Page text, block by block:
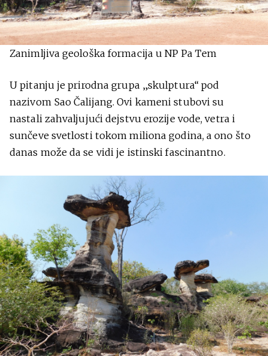
Zanimljiva geološka formacija u NP Pa Tem
U pitanju je prirodna grupa „skulptura“ pod
nazivom Sao Čalijang. Ovi kameni stubovi su
nastali zahvaljujući dejstvu erozije vode, vetra i
sunčeve svetlosti tokom miliona godina, a ono što
danas može da se vidi je istinski fascinantno.